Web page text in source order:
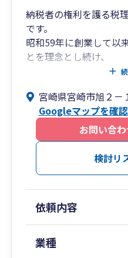
納税者の権利を護る税
です。
昭和59年に創業して以
とを理念とし続け、
多くのクライアント様
◎税理士法人武内総合会
■税務・会計業務・申
ポート
・コンプライアンス
（各税目の申告書作
・金融支援
◎TTSコンサルティング
宮崎県宮崎市旭２－
Googleマップを確認
お問い合
検討リ
依頼内容
業種